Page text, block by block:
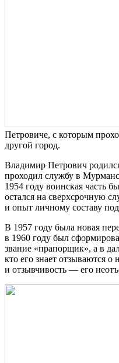
Петровиче, с которым
другой город.
Владимир Петрович
проходил службу в
1954 году воинская часть
остался на сверхсрочную
и опыт личному составу
В 1957 году была новая
в 1960 году был
звание «прапорщик», а в
кто его знает отзываются
и отзывчивость — его